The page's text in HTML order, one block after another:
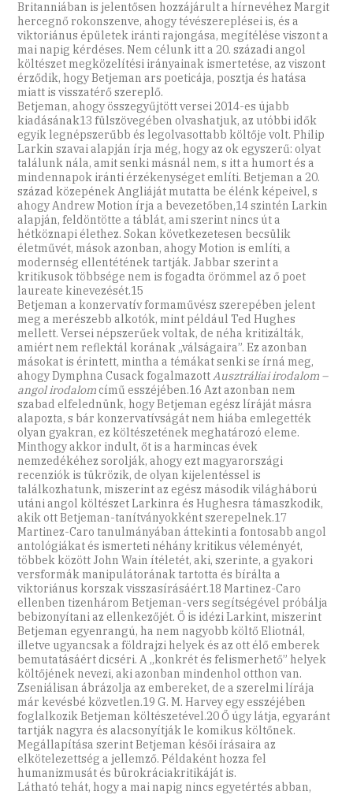
Britanniában is jelentősen hozzájárult a hírnevéhez Margit
hercegnő rokonszenve, ahogy tévészereplései is, és a
viktoriánus épületek iránti rajongása, megítélése viszont a
mai napig kérdéses. Nem célunk itt a 20. századi angol
költészet megközelítési irányainak ismertetése, az viszont
érződik, hogy Betjeman ars poeticája, posztja és hatása
miatt is visszatérő szereplő.
Betjeman, ahogy összegyűjtött versei 2014-es újabb
kiadásának13 fülszövegében olvashatjuk, az utóbbi idők
egyik legnépszerűbb és legolvasottabb költője volt. Philip
Larkin szavai alapján írja még, hogy az ok egyszerű: olyat
találunk nála, amit senki másnál nem, s itt a humort és a
mindennapok iránti érzékenységet említi. Betjeman a 20.
század közepének Angliáját mutatta be élénk képeivel, s
ahogy Andrew Motion írja a bevezetőben,14 szintén Larkin
alapján, feldöntötte a táblát, ami szerint nincs út a
hétköznapi élethez. Sokan következetesen becsülik
életművét, mások azonban, ahogy Motion is említi, a
modernség ellentétének tartják. Jabbar szerint a
kritikusok többsége nem is fogadta örömmel az ő poet
laureate kinevezését.15
Betjeman a konzervatív formaművész szerepében jelent
meg a merészebb alkotók, mint például Ted Hughes
mellett. Versei népszerűek voltak, de néha kritizálták,
amiért nem reflektál korának „válságaira”. Ez azonban
másokat is érintett, mintha a témákat senki se írná meg,
ahogy Dymphna Cusack fogalmazottAusztráliai irodalom –
angol irodalomcímű esszéjében.16 Azt azonban nem
szabad elfelednünk, hogy Betjeman egész líráját másra
alapozta, s bár konzervatívságát nem hiába emlegették
olyan gyakran, ez költészetének meghatározó eleme.
Minthogy akkor indult, őt is a harmincas évek
nemzedékéhez sorolják, ahogy ezt magyarországi
recenziók is tükrözik, de olyan kijelentéssel is
találkozhatunk, miszerint az egész második világháború
utáni angol költészet Larkinra és Hughesra támaszkodik,
akik ott Betjeman-tanítványokként szerepelnek.17
Martinez-Caro tanulmányában áttekinti a fontosabb angol
antológiákat és ismerteti néhány kritikus véleményét,
többek között John Wain ítéletét, aki, szerinte, a gyakori
versformák manipulátorának tartotta és bírálta a
viktoriánus korszak visszasírásáért.18 Martinez-Caro
ellenben tizenhárom Betjeman-vers segítségével próbálja
bebizonyítani az ellenkezőjét. Ő is idézi Larkint, miszerint
Betjeman egyenrangú, ha nem nagyobb költő Eliotnál,
illetve ugyancsak a földrajzi helyek és az ott élő emberek
bemutatásáért dicséri. A „konkrét és felismerhető” helyek
költőjének nevezi, aki azonban mindenhol otthon van.
Zseniálisan ábrázolja az embereket, de a szerelmi lírája
már kevésbé közvetlen.19 G. M. Harvey egy esszéjében
foglalkozik Betjeman költészetével.20 Ő úgy látja, egyaránt
tartják nagyra és alacsonyítják le komikus költőnek.
Megállapítása szerint Betjeman késői írásaira az
elkötelezettség a jellemző. Példaként hozza fel
humanizmusát és bürokráciakritikáját is.
Látható tehát, hogy a mai napig nincs egyetértés abban,